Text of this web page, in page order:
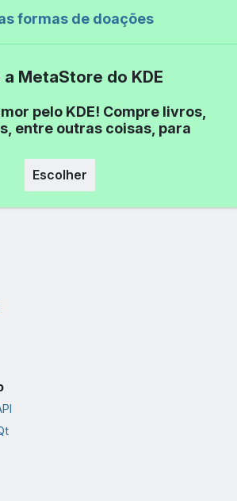
formas de doações
MetaStore do KDE
pelo KDE! Compre livros,
entre outras coisas, para
Escolher